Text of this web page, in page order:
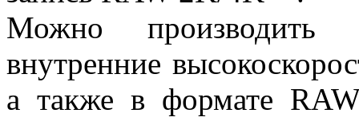
Можно производить
внутренние
а также в формате